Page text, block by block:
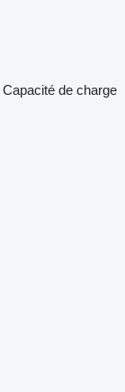
Capacité de charge